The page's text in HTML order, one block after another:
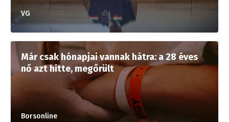
VG
Már csak hónapjai vannak hátra: a 28 éves
nő azt hitte, megőrült
Borsonline